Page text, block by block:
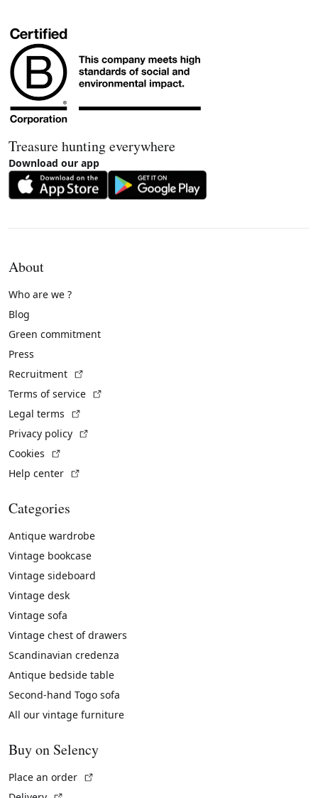
Treasure hunting everywhere
Download our app
About
Who are we ?
Blog
Green commitment
Press
Recruitment
Terms of service
Legal terms
Privacy policy
Cookies
Help center
Categories
Antique wardrobe
Vintage bookcase
Vintage sideboard
Vintage desk
Vintage sofa
Vintage chest of drawers
Scandinavian credenza
Antique bedside table
Second-hand Togo sofa
All our vintage furniture
Buy on Selency
Place an order